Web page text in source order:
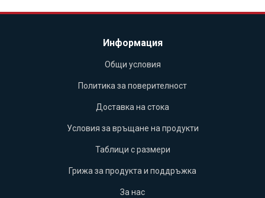
Информация
Общи условия
Политика за поверителност
Доставка на стока
Условия за връщане на продукти
Таблици с размери
Грижа за продукта и поддръжка
За нас